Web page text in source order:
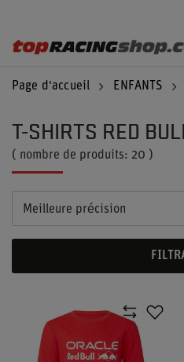
Page d'accueil ENFANTS
T-SHIRTS RED
( nombre de produits: 20 )
Meilleure précision